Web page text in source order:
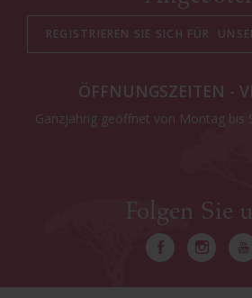
ÖFFNUNGSZEITEN -
Ganzjährig geöffnet von Montag bis
Folgen Sie